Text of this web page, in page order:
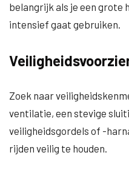
belangrijk als je een grote
intensief gaat gebruiken.
Zoek naar
ventilatie, een stevige
veiligheidsgordels of -
rijden veilig te houden.